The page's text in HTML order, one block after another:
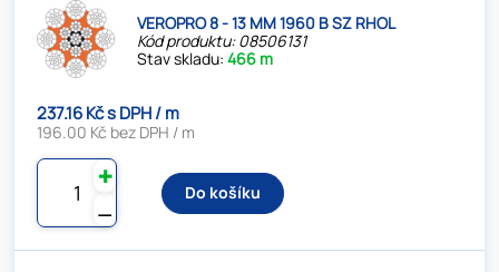
VEROPRO 8 - 13 MM 1960 B SZ RHOL
Kód produktu: 08506131
Stav skladu:466 m
237.16 Kč s DPH / m
196.00 Kč bez DPH / m
⚊
✚
Do košíku